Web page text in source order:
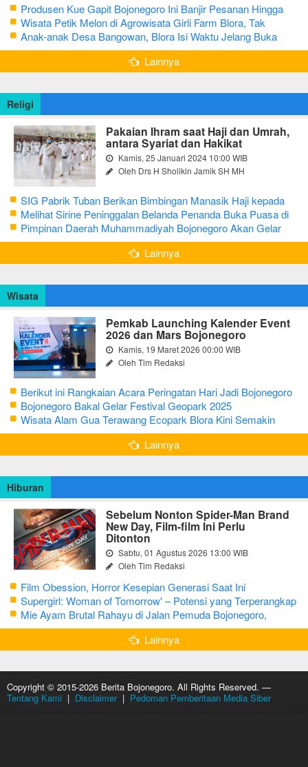
Produsen Kue Gapit Bojonegoro Ini Banjir Pesanan Hingga
Puluhan Juta di Bulan Ramadan
Wisata Petik Melon di Agrowisata Girli Farm Blora, Tak
Sampai 5 Hari Sudah Ludes Terjual
Anak-anak Desa Bangowan, Blora Isi Waktu Jelang Buka
Puasa dengan Latihan Gamelan
Lainnya
Religi
Pakaian Ihram saat Haji dan Umrah,
antara Syariat dan Hakikat
Kamis, 25 Januari 2024 10:00 WIB
Oleh Drs H Sholikin Jamik SH MH
SIG Pabrik Tuban Berikan Bimbingan Manasik Haji kepada
CJH Kabupaten Tuban
Melihat Sirine Peninggalan Belanda Penanda Buka Puasa di
Pendopo Bupati Blora
Pimpinan Daerah Muhammadiyah Bojonegoro Akan Gelar
Salat Iduladha 9 Juli 2022
Lainnya
Wisata
Pemkab Launching Kalender Event
2026 dan Mars Bojonegoro
Kamis, 19 Maret 2026 00:00 WIB
Oleh Tim Redaksi
Berikut ini Rangkaian Acara Peringatan Hari Jadi Bojonegoro
Ke-348 Tahun 2025
Bojonegoro Bakal Gelar Festival Geopark 2025
Wisata Alam Gua Terawang Ecopark Blora Kini Semakin
Menarik
Lainnya
Hiburan
Sebelum Nonton Spider-Man Brand
New Day, Film-film Ini Perlu
Ditonton
Sabtu, 01 Agustus 2026 13:00 WIB
Oleh Tim Redaksi
Film Obession, Horror Kesepian Generasi Saat Ini
Supergirl: Woman of Tomorrow' – Potensi yang Terperangkap
dalam Narasi Generik
Mie Ayam Brutal Rahayu di Jalan Pemuda Bojonegoro,
Kuliner dengan Banyak Pilihan Menu
Lainnya
Copyright © 2015-2026 Berita Bojonegoro. All Rights Reserved. —
Tentang Kami | Disclaimer| Pedoman Pemberitaan Media Siber